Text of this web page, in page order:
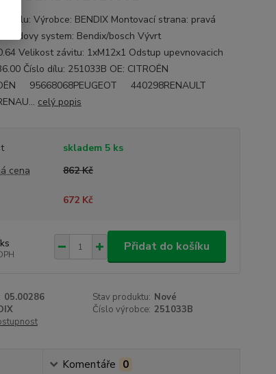
Výrobce: BENDIX Montovací strana: pravá
Brzdovy system: Bendix/bosch Vývrt
Velikost závitu: 1xM12x1 Odstup upevnovacich
Číslo dílu: 251033B OE: CITROËN
95668068PEUGEOT 440298RENAULT
celý popis
skladem 5 ks
cena
862 Kč
672 Kč
ks Přidat do košíku
05.00286 Stav produktu: Nové
Číslo výrobce: 251033B
Komentáře 0